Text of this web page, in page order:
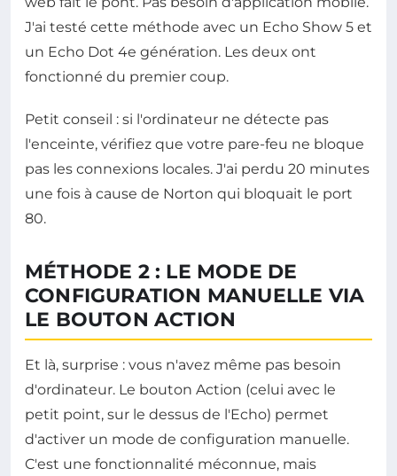
J'ai testé cette méthode avec un Echo Show 5 et
un Echo Dot 4e génération. Les deux ont
fonctionné du premier coup.
Petit conseil : si l'ordinateur ne détecte pas
l'enceinte, vérifiez que votre pare-feu ne bloque
pas les connexions locales. J'ai perdu 20 minutes
une fois à cause de Norton qui bloquait le port
80.
MÉTHODE 2 : LE MODE DE
CONFIGURATION MANUELLE VIA
LE BOUTON ACTION
Et là, surprise : vous n'avez même pas besoin
d'ordinateur. Le bouton Action (celui avec le
petit point, sur le dessus de l'Echo) permet
d'activer un mode de configuration manuelle.
C'est une fonctionnalité méconnue, mais